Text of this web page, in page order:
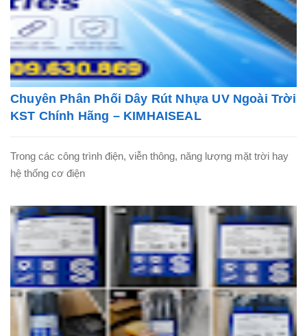
Chuyên Phân Phối Dây Rút Nhựa UV Ngoài Trời
KST Chính Hãng – KIMHAISEAL
Trong các công trình điện, viễn thông, năng lượng mặt trời hay
hệ thống cơ điện